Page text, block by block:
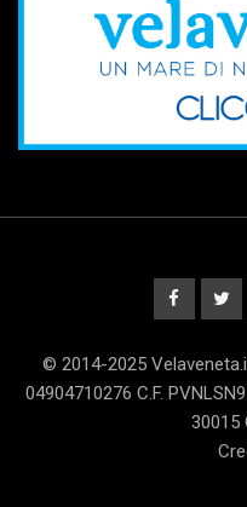
© 2014-2025
04904710276 C.F.
30015